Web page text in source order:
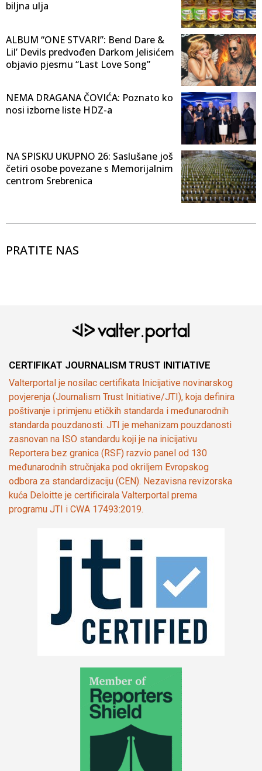
biljna ulja
ALBUM “ONE STVARI”: Bend Dare &
Lil’ Devils predvođen Darkom Jelisićem
objavio pjesmu “Last Love Song”
NEMA DRAGANA ČOVIĆA: Poznato ko
nosi izborne liste HDZ-a
NA SPISKU UKUPNO 26: Saslušane još
četiri osobe povezane s Memorijalnim
centrom Srebrenica
PRATITE NAS
CERTIFIKAT JOURNALISM TRUST INITIATIVE
Valterportal je nosilac certifikata Inicijative novinarskog
povjerenja (Journalism Trust Initiative/JTI), koja definira
poštivanje i primjenu etičkih standarda i međunarodnih
standarda pouzdanosti. JTI je mehanizam pouzdanosti
zasnovan na ISO standardu koji je na inicijativu
Reportera bez granica (RSF) razvio panel od 130
međunarodnih stručnjaka pod okriljem Evropskog
odbora za standardizaciju (CEN). Nezavisna revizorska
kuća Deloitte je certificirala Valterportal prema
programu JTI i CWA 17493:2019.